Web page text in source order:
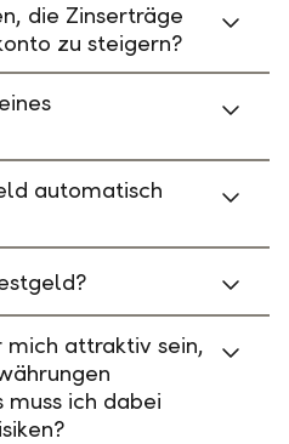
die Zinserträge
zu steigern?
automatisch
mich attraktiv sein,
muss ich dabei